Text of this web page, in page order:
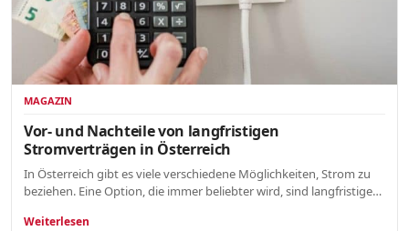
MAGAZIN
Vor- und Nachteile von langfristigen
Stromverträgen in Österreich
In Österreich gibt es viele verschiedene Möglichkeiten, Strom zu
beziehen. Eine Option, die immer beliebter wird, sind langfristige…
Weiterlesen